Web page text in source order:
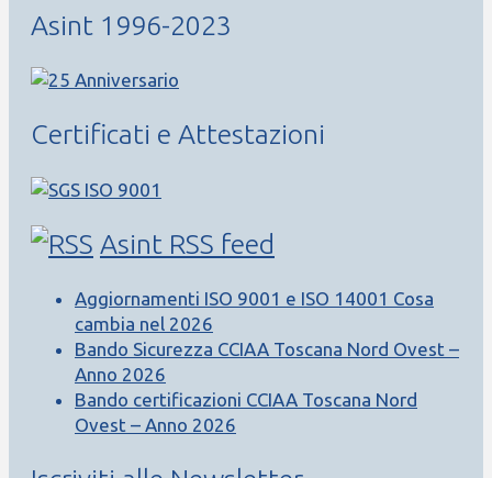
Asint 1996-2023
Certificati e Attestazioni
Asint RSS feed
Aggiornamenti ISO 9001 e ISO 14001 Cosa
cambia nel 2026
Bando Sicurezza CCIAA Toscana Nord Ovest –
Anno 2026
Bando certificazioni CCIAA Toscana Nord
Ovest – Anno 2026